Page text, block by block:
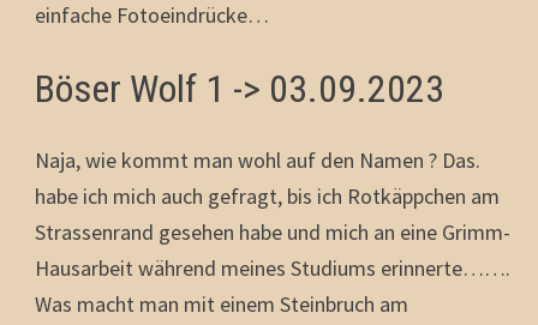
einfache Fotoeindrücke…
Böser Wolf 1 -> 03.09.2023
Naja, wie kommt man wohl auf den Namen ? Das.
habe ich mich auch gefragt, bis ich Rotkäppchen am
Strassenrand gesehen habe und mich an eine Grimm-
Hausarbeit während meines Studiums erinnerte…….
Was macht man mit einem Steinbruch am